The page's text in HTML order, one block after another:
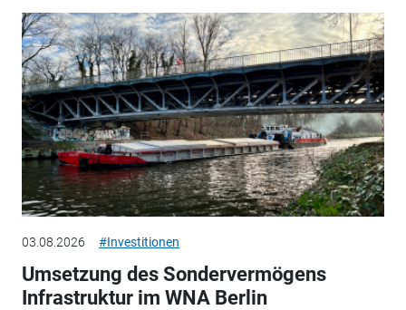
03.08.2026 #Investitionen
Umsetzung des Sondervermögens
Infrastruktur im WNA Berlin